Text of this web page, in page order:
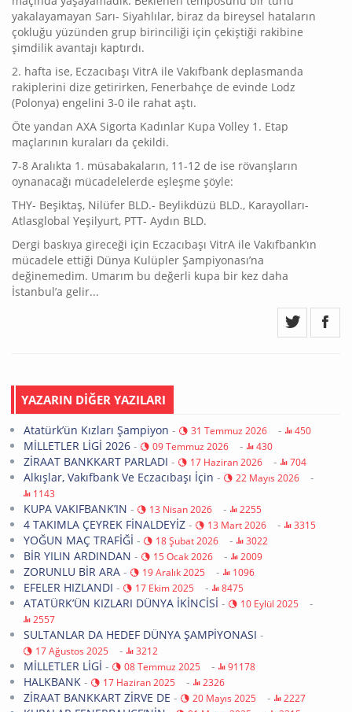
yakalayamayan Sarı- Siyahlılar, biraz da bireysel hataların
çokluğu yüzünden grup birinciliği için çekiştiği rakibine
şimdilik avantajı kaptırdı.
2. hafta ise, Eczacıbaşı VitrA ile Vakıfbank deplasmanda
rakiplerini dize getirirken, Fenerbahçe de evinde Lodz
(Polonya) engelini 3-0 ile rahat aştı.
Öte yandan AXA Sigorta Kadınlar Kupa Volley 1. Etap
maçlarının kuraları da çekildi.
7-8 Aralıkta 1. müsabakaların, 11-12 de ise rövanşların
oynanacağı mücadelelerde eşleşme şöyle:
THY- Beşiktaş, Nilüfer BLD.- Beylikdüzü BLD., Karayolları-
Atlasglobal Yeşilyurt, PTT- Aydın BLD.
Dergi baskıya gireceği için Eczacıbaşı VitrA ile Vakıfbank’ın
mücadele ettiği Dünya Kulüpler Şampiyonası’na
değinemedim. Umarım bu değerli kupa bir kez daha
İstanbul’a gelir...
YAZARIN DİĞER YAZILARI
Atatürk’ün Kızları Şampiyon - 31 Temmuz 2026 - 450
MİLLETLER LİGİ 2026 - 09 Temmuz 2026 - 430
ZİRAAT BANKKART PARLADI - 17 Haziran 2026 - 704
Alkışlar, Vakıfbank Ve Eczacıbaşı İçin - 22 Mayıs 2026 -
1143
KUPA VAKIFBANK’IN - 13 Nisan 2026 - 2255
4 TAKIMLA ÇEYREK FİNALDEYİZ - 13 Mart 2026 - 3315
YOĞUN MAÇ TRAFİĞİ - 18 Şubat 2026 - 3022
BİR YILIN ARDINDAN - 15 Ocak 2026 - 2009
ZORUNLU BİR ARA - 19 Aralık 2025 - 1096
EFELER HIZLANDI - 17 Ekim 2025 - 8475
ATATÜRK’ÜN KIZLARI DÜNYA İKİNCİSİ - 10 Eylül 2025 -
2557
SULTANLAR DA HEDEF DÜNYA ŞAMPİYONASI -
17 Ağustos 2025 - 3212
MİLLETLER LİGİ - 08 Temmuz 2025 - 91178
HALKBANK - 17 Haziran 2025 - 2326
ZİRAAT BANKKART ZİRVE DE - 20 Mayıs 2025 - 2227